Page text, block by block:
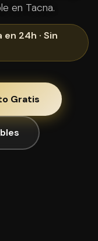
en Tacna.
en 24h · Sin
Gratis